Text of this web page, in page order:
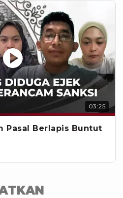
03:25
Pasal Berlapis Buntut